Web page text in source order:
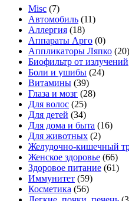
Misc (7)
Автомобиль (11)
Аллергия (18)
Аппараты Арго (0)
Аппликаторы Ляпко (20)
Биофильтр от излучений
Боли и ушибы (24)
Витамины (39)
Глаза и мозг (28)
Для волос (25)
Для детей (34)
Для дома и быта (16)
Для животных (2)
Желудочно-кишечный
Женское здоровье (66)
Здоровое питание (61)
Иммунитет (59)
Косметика (56)